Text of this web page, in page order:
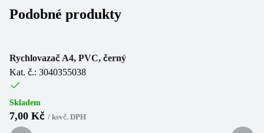
Podobné produkty
Rychlovazač A4, PVC, černý
Kat. č.: 3040355038
Skladem
7,00 Kč / ksvč. DPH